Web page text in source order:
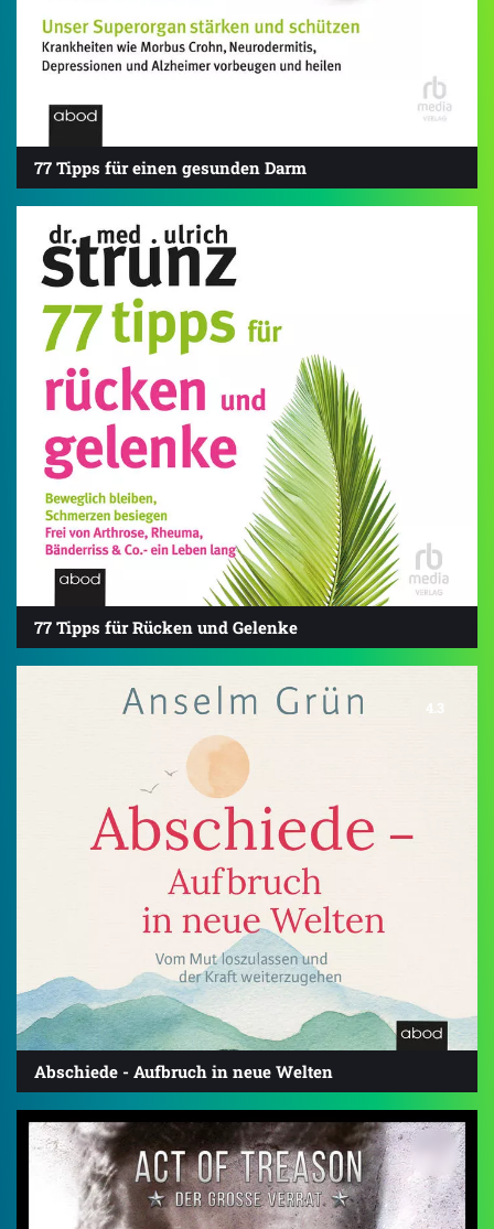
77 Tipps für einen gesunden Darm
77 Tipps für Rücken und Gelenke
4.3
Abschiede - Aufbruch in neue Welten